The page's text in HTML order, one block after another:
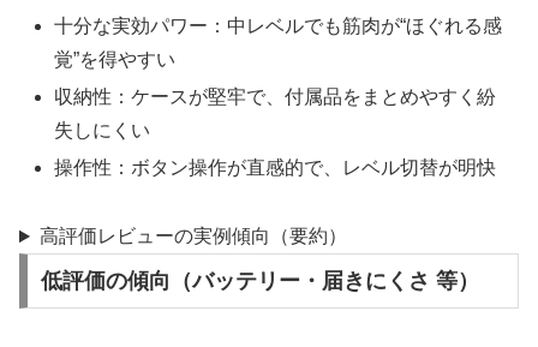
十分な実効パワー：中レベルでも筋肉が“ほぐれる感
覚”を得やすい
収納性：ケースが堅牢で、付属品をまとめやすく紛
失しにくい
操作性：ボタン操作が直感的で、レベル切替が明快
高評価レビューの実例傾向（要約）
低評価の傾向（バッテリー・届きにくさ 等）